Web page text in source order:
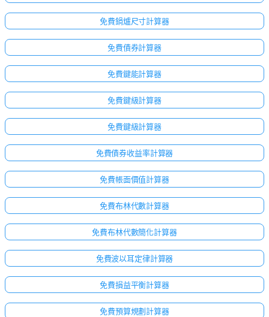
問
題
出
的
一
問
免費鍋爐尺寸計算器
免費債券計算器
免費鍵能計算器
免費鍵級計算器
免費鍵級計算器
免費債券收益率計算器
免費帳面價值計算器
免費布林代數計算器
免費布林代數簡化計算器
免費波以耳定律計算器
免費損益平衡計算器
免費預算規劃計算器